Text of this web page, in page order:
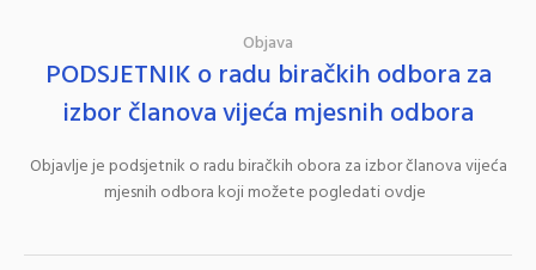
Objava
PODSJETNIK o radu biračkih odbora za
izbor članova vijeća mjesnih odbora
Objavlje je podsjetnik o radu biračkih obora za izbor članova vijeća
mjesnih odbora koji možete pogledati ovdje